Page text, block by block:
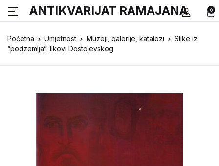
0
ANTIKVARIJAT RAMAJANA
Početna Umjetnost Muzeji, galerije, katalozi
Slike iz
“podzemlja”: likovi Dostojevskog